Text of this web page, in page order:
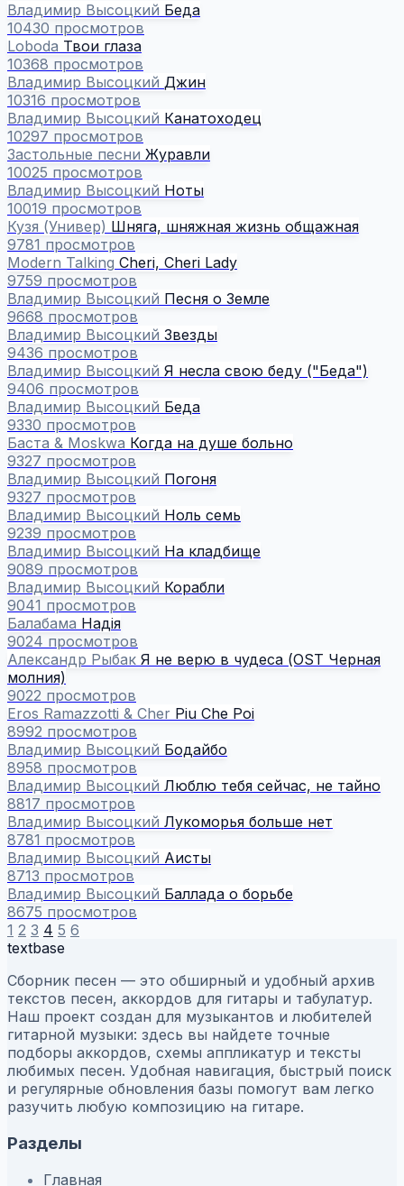
Владимир Высоцкий Беда
10430 просмотров
Loboda Твои глаза
10368 просмотров
Владимир Высоцкий Джин
10316 просмотров
Владимир Высоцкий Канатоходец
10297 просмотров
Застольные песни Журавли
10025 просмотров
Владимир Высоцкий Ноты
10019 просмотров
Кузя (Универ) Шняга, шняжная жизнь общажная
9781 просмотров
Modern Talking Cheri, Cheri Lady
9759 просмотров
Владимир Высоцкий Песня о Земле
9668 просмотров
Владимир Высоцкий Звезды
9436 просмотров
Владимир Высоцкий Я несла свою беду ("Беда")
9406 просмотров
Владимир Высоцкий Беда
9330 просмотров
Баста & Moskwa Когда на душе больно
9327 просмотров
Владимир Высоцкий Погоня
9327 просмотров
Владимир Высоцкий Ноль семь
9239 просмотров
Владимир Высоцкий На кладбище
9089 просмотров
Владимир Высоцкий Корабли
9041 просмотров
Балабама Надiя
9024 просмотров
Александр Рыбак Я не верю в чудеса (OST Черная
молния)
9022 просмотров
Eros Ramazzotti & Cher Piu Che Poi
8992 просмотров
Владимир Высоцкий Бодайбо
8958 просмотров
Владимир Высоцкий Люблю тебя сейчас, не тайно
8817 просмотров
Владимир Высоцкий Лукоморья больше нет
8781 просмотров
Владимир Высоцкий Аисты
8713 просмотров
Владимир Высоцкий Баллада о борьбе
8675 просмотров
1 2 3 4 5 6
textbase
Сборник песен — это обширный и удобный архив
текстов песен, аккордов для гитары и табулатур.
Наш проект создан для музыкантов и любителей
гитарной музыки: здесь вы найдете точные
подборы аккордов, схемы аппликатур и тексты
любимых песен. Удобная навигация, быстрый поиск
и регулярные обновления базы помогут вам легко
разучить любую композицию на гитаре.
Разделы
Главная